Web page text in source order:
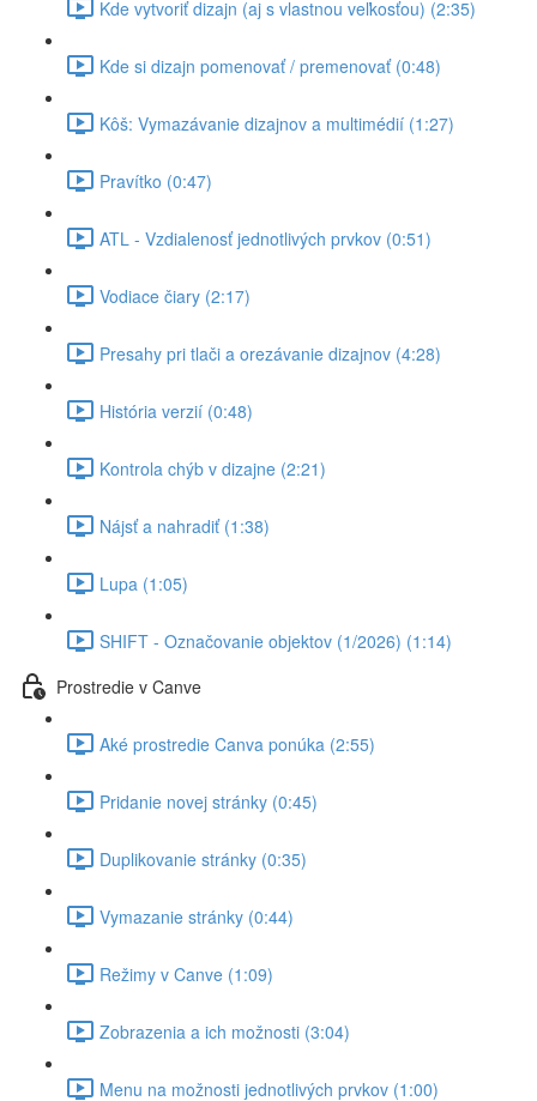
Kde vytvoriť dizajn (aj s vlastnou veľkosťou) (2:35)
Kde si dizajn pomenovať / premenovať (0:48)
Kôš: Vymazávanie dizajnov a multimédií (1:27)
Pravítko (0:47)
ATL - Vzdialenosť jednotlivých prvkov (0:51)
Vodiace čiary (2:17)
Presahy pri tlači a orezávanie dizajnov (4:28)
História verzií (0:48)
Kontrola chýb v dizajne (2:21)
Nájsť a nahradiť (1:38)
Lupa (1:05)
SHIFT - Označovanie objektov (1/2026) (1:14)
Prostredie v Canve
Aké prostredie Canva ponúka (2:55)
Pridanie novej stránky (0:45)
Duplikovanie stránky (0:35)
Vymazanie stránky (0:44)
Režimy v Canve (1:09)
Zobrazenia a ich možnosti (3:04)
Menu na možnosti jednotlivých prvkov (1:00)